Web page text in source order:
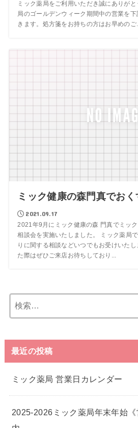
ミック薬局をご利用いただき誠にありが
局のゴールデンウィーク期間中の営業を
きます。処方箋をお持ちの方はお早めのご
ミック健康の森門真でお
2021.09.17
2021年9月にミック健康の森 門真でミッ
相談会を実施いたしました。 ミック薬局
りに関する相談などいつでもお受けいた
た際はぜひご来店お待ちしており...
索:
最近の投稿
ミック薬局 営業日カレンダー
2025-2026ミック薬局年末年始